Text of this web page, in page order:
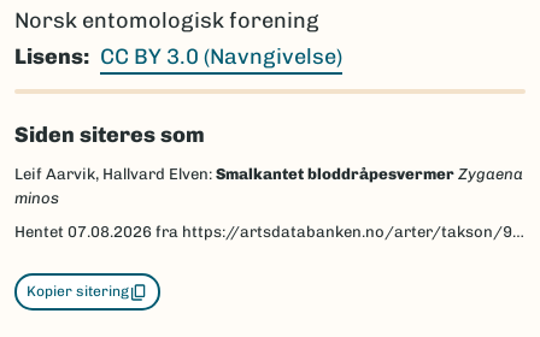
Norsk entomologisk forening
Lisens
CC BY 3.0 (Navngivelse)
Siden siteres som
Leif Aarvik, Hallvard Elven: Smalkantet bloddråpesvermer Zygaena
minos
Hentet 07.08.2026 fra https://artsdatabanken.no/arter/takson/95262/beskrivelse
Kopier sitering